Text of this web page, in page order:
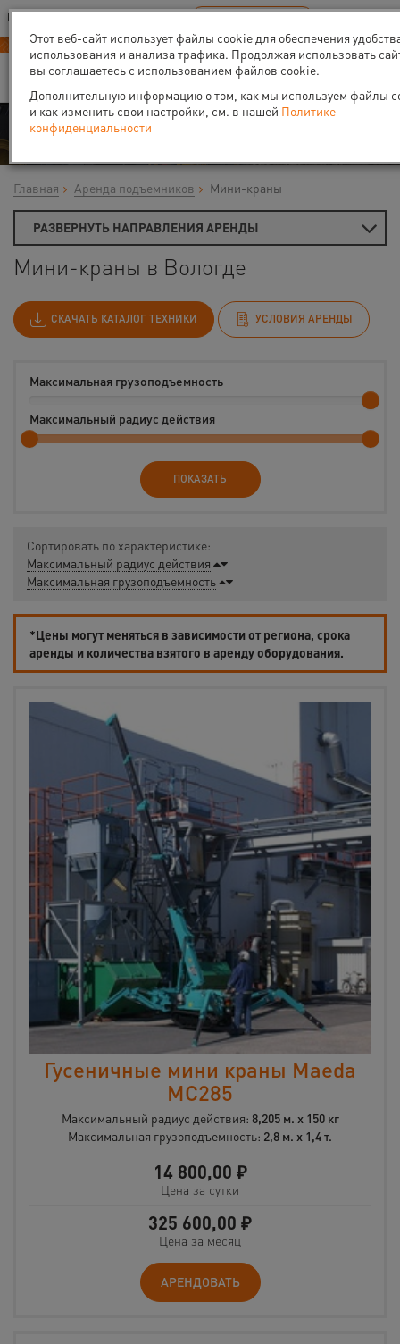
Ваш город:Вологда
В Вашем регионе нет наших офисов
Новый прайс-лист с 01.02.2025
RU EN
Аренда
Главная Аренда подъемников Мини-краны
РАЗВЕРНУТЬ НАПРАВЛЕНИЯ АРЕНДЫ
Мини-краны в Вологде
СКАЧАТЬ КАТАЛОГ ТЕХНИКИ УСЛОВИЯ АРЕНДЫ
Максимальная грузоподъемность
Максимальный радиус действия
ПОКАЗАТЬ
Сортировать по характеристике:
Максимальный радиус действия
Максимальная грузоподъемность
*Цены могут меняться в зависимости от региона, срока
аренды и количества взятого в аренду оборудования.
Гусеничные мини краны Maeda
MC285
Максимальный радиус действия: 8,205 м. х 150 кг
Максимальная грузоподъемность: 2,8 м. х 1,4 т.
14 800,00 ₽
Цена за сутки
325 600,00 ₽
Цена за месяц
АРЕНДОВАТЬ
Этот веб-сайт использует файлы cookie для обеспечения
использования и анализа трафика. Продолжая использовать
вы соглашаетесь с использованием файлов cookie.
Дополнительную информацию о том, как мы используем файлы
и как изменить свои настройки, см. в нашей Политике
конфиденциальности